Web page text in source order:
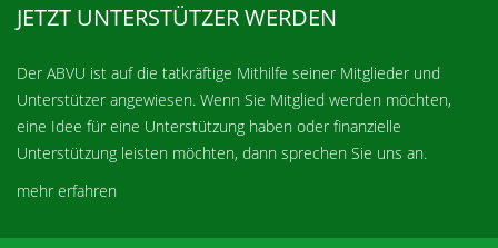
JETZT UNTERSTÜTZER WERDEN
Der ABVU ist auf die tatkräftige Mithilfe seiner Mitglieder und
Unterstützer angewiesen. Wenn Sie Mitglied werden möchten,
eine Idee für eine Unterstützung haben oder finanzielle
Unterstützung leisten möchten, dann sprechen Sie uns an.
mehr erfahren